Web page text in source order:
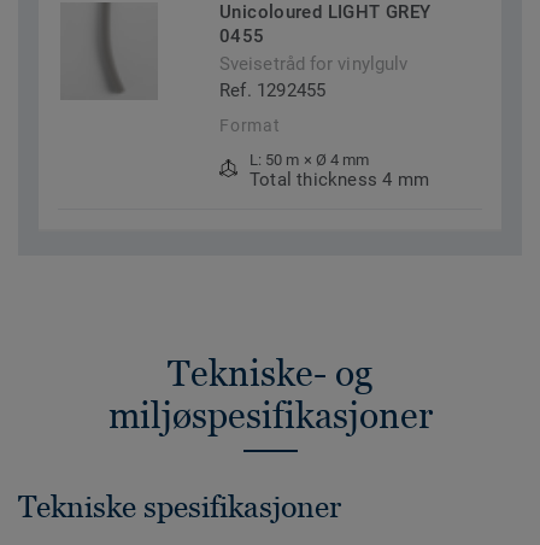
Unicoloured LIGHT GREY
0455
Sveisetråd for vinylgulv
Ref. 1292455
Format
L: 50 m × Ø 4 mm
Total thickness 4 mm
Tekniske- og
miljøspesifikasjoner
Tekniske spesifikasjoner